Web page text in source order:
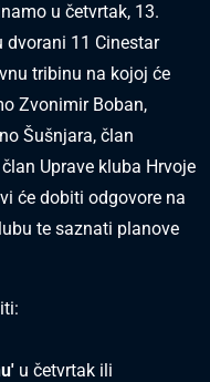
u četvrtak, 13.
dvorani 11 Cinestar
tribinu na kojoj će
Zvonimir Boban,
Šušnjara, član
Uprave kluba Hrvoje
će dobiti odgovore na
te saznati planove
u četvrtak ili